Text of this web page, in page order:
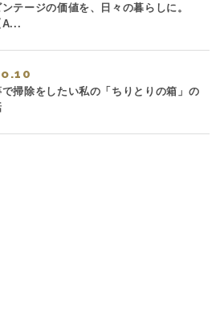
ンテージの価値を、日々の暮らしに。
A...
で掃除をしたい私の「ちりとりの箱」の